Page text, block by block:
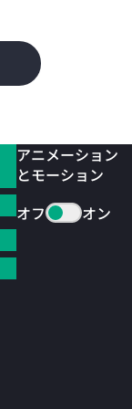
アニメーション
とモーション
オフ
オン